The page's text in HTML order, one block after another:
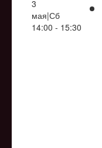
3
мая|Сб
14:00 - 15:30